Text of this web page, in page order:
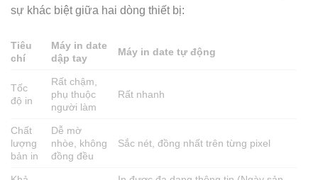
sự khác biệt giữa hai dòng thiết bị:
Tiêu
chí
Máy in date
dập tay
Máy in date tự động
Tốc
độ in
Rất chậm,
phụ thuộc
người làm
Rất nhanh
Chất
lượng
bản in
Dễ mờ
nhòe, không
đồng đều
Sắc nét, đồng nhất trên từng pixel